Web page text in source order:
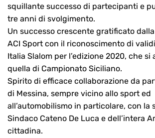
squillante successo di partecipanti e
tre anni di svolgimento.
Un successo crescente gratificato
ACI Sport con il riconoscimento di
Italia Slalom per l’edizione 2020, che si
quella di Campionato Siciliano.
Spirito di efficace collaborazione da
di Messina, sempre vicino allo sport ed
all’automobilismo in particolare, con la
Sindaco Cateno De Luca e dell’intera
cittadina.